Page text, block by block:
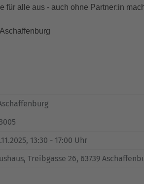
für alle aus - auch ohne Partner:in
13:30 - 17:00 Uhr
Treibgasse 26, 63739